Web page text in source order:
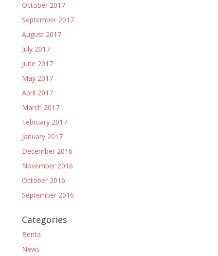
October 2017
September 2017
August 2017
July 2017
June 2017
May 2017
April 2017
March 2017
February 2017
January 2017
December 2016
November 2016
October 2016
September 2016
Categories
Berita
News